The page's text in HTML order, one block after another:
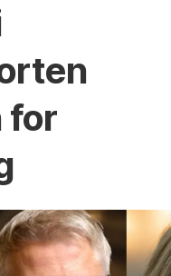
for